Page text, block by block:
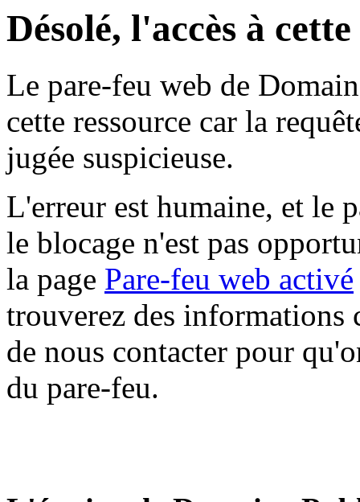
Désolé, l'accès à
Le pare-feu web de
cette ressource car la
jugée suspicieuse.
L'erreur est humaine, et le
le blocage n'est pas
la page Pare-feu web activé
trouverez des informations
de nous contacter pour
du pare-feu.